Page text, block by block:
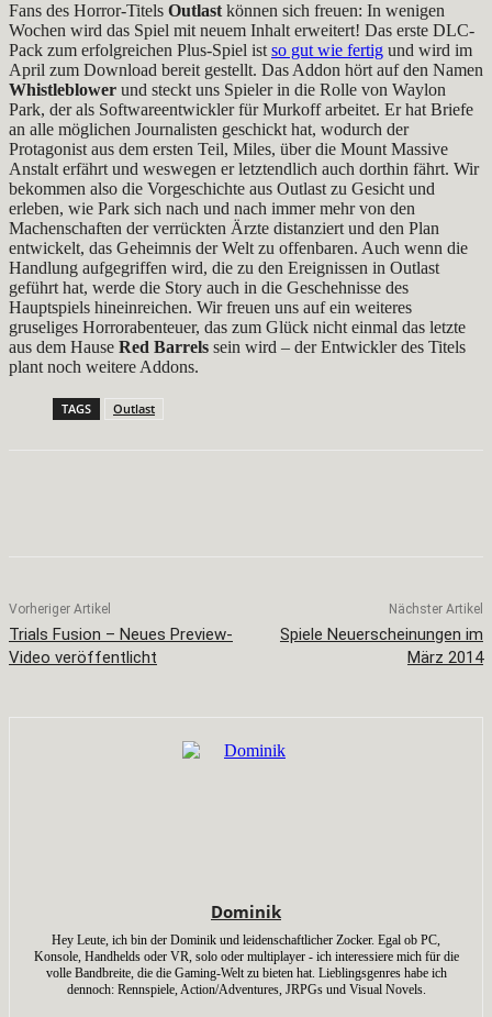
Fans des Horror-Titels Outlast können sich freuen: In wenigen
Wochen wird das Spiel mit neuem Inhalt erweitert! Das erste DLC-
Pack zum erfolgreichen Plus-Spiel ist so gut wie fertig und wird im
April zum Download bereit gestellt. Das Addon hört auf den Namen
Whistleblower und steckt uns Spieler in die Rolle von Waylon
Park, der als Softwareentwickler für Murkoff arbeitet. Er hat Briefe
an alle möglichen Journalisten geschickt hat, wodurch der
Protagonist aus dem ersten Teil, Miles, über die Mount Massive
Anstalt erfährt und weswegen er letztendlich auch dorthin fährt. Wir
bekommen also die Vorgeschichte aus Outlast zu Gesicht und
erleben, wie Park sich nach und nach immer mehr von den
Machenschaften der verrückten Ärzte distanziert und den Plan
entwickelt, das Geheimnis der Welt zu offenbaren. Auch wenn die
Handlung aufgegriffen wird, die zu den Ereignissen in Outlast
geführt hat, werde die Story auch in die Geschehnisse des
Hauptspiels hineinreichen. Wir freuen uns auf ein weiteres
gruseliges Horrorabenteuer, das zum Glück nicht einmal das letzte
aus dem Hause Red Barrels sein wird – der Entwickler des Titels
plant noch weitere Addons.
TAGS Outlast
Vorheriger Artikel
Trials Fusion – Neues Preview-
Video veröffentlicht
Nächster Artikel
Spiele Neuerscheinungen im
März 2014
Dominik
Hey Leute, ich bin der Dominik und leidenschaftlicher Zocker. Egal ob PC,
Konsole, Handhelds oder VR, solo oder multiplayer - ich interessiere mich für die
volle Bandbreite, die die Gaming-Welt zu bieten hat. Lieblingsgenres habe ich
dennoch: Rennspiele, Action/Adventures, JRPGs und Visual Novels.